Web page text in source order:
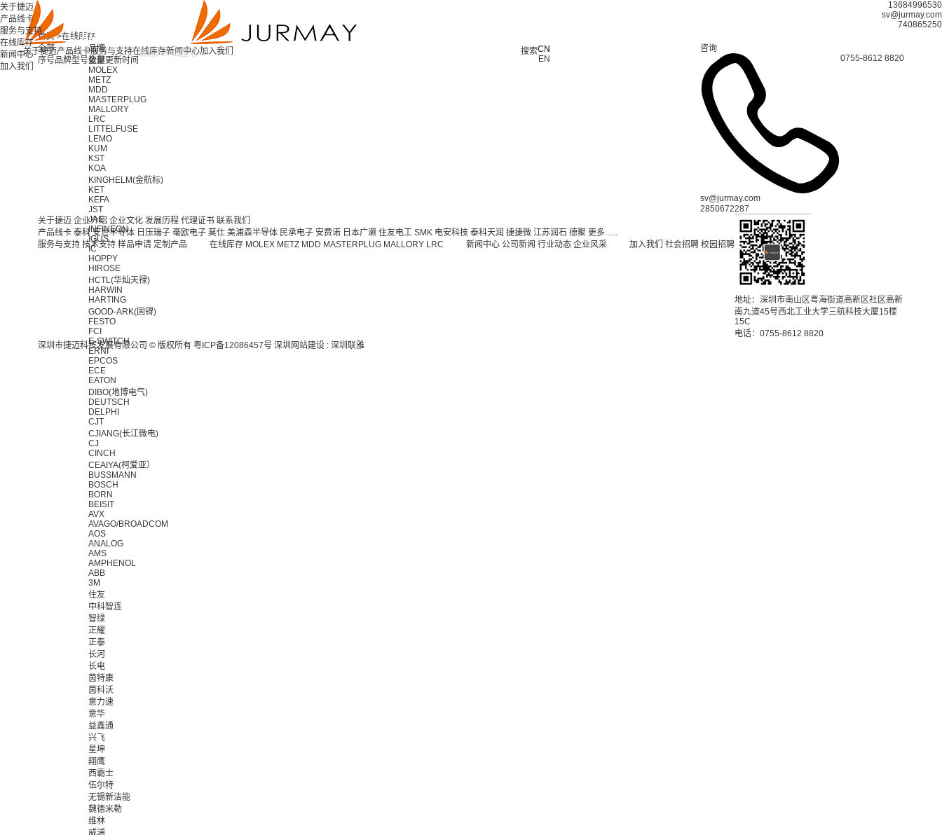
关于捷迈产品线卡服务与支持在线库存新闻中心加入我们 CN
CN
EN
搜索
关于捷迈
产品线卡
服务与支持
在线库存
新闻中心
加入我们
13684996530
sv@jurmay.com
740865250
首页 >在线库存
咨询
0755-8612 8820
sv@jurmay.com
2850672287
全部
品牌
全部
MOLEX
METZ
MDD
MASTERPLUG
MALLORY
LRC
LITTELFUSE
LEMO
KUM
KST
KOA
KINGHELM(金航标)
KET
KEFA
JST
JAE
INFINEON
IGUS
IC
HOPPY
HIROSE
HCTL(华灿天禄)
HARWIN
HARTING
GOOD-ARK(固锝)
FESTO
FCI
E-SWITCH
ERNI
EPCOS
ECE
EATON
DIBO(地博电气)
DEUTSCH
DELPHI
CJT
CJIANG(长江微电)
CJ
CINCH
CEAIYA(柯爱亚）
BUSSMANN
BOSCH
BORN
BEISIT
AVX
AVAGO/BROADCOM
AOS
ANALOG
AMS
AMPHENOL
ABB
3M
住友
中科智连
智绿
正耀
正泰
长河
长电
茵特康
茵科沃
意力速
意华
益鑫通
兴飞
星坤
翔鹰
西霸士
伍尔特
无锡新洁能
魏德米勒
维林
威浦
序号品牌型号数量更新时间
关于捷迈 企业介绍 企业文化 发展历程 代理证书 联系我们
产品线卡 泰科 安世半导体 日压瑞子 毫欧电子 莫仕 美浦森半导体 民承电子 安费诺 日本广濑 住友电工 SMK 电安科技 泰科天润 捷捷微 江苏润石 德聚 更多......
服务与支持 技术支持 样品申请 定制产品 在线库存 MOLEX METZ MDD MASTERPLUG MALLORY LRC 新闻中心 公司新闻 行业动态 企业风采 加入我们 社会招聘 校园招聘
地址：深圳市南山区粤海街道高新区社区高新
南九道45号西北工业大学三航科技大厦15楼
15C
电话：0755-8612 8820
深圳市捷迈科技发展有限公司 © 版权所有 粤ICP备12086457号 深圳网站建设: 深圳联雅